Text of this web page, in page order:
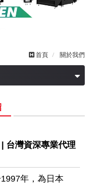
首頁 關於我們
台灣資深專業代理
1997年，為日本